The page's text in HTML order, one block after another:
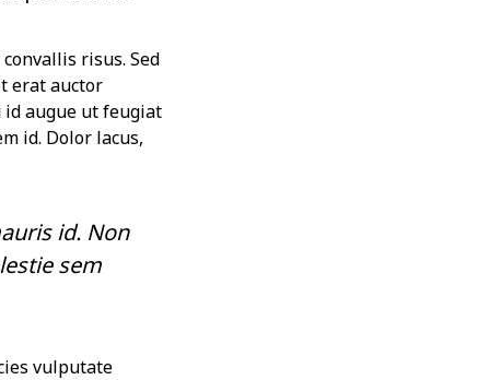
risus. Sed
erat auctor
id augue ut feugiat
id. Dolor lacus,
id. Non
sem
vulputate